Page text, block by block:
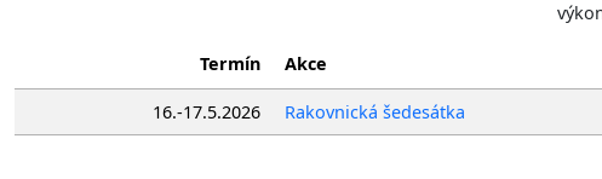
Termín Akce
16.-17.5.2026 Rakovnická šedesátka